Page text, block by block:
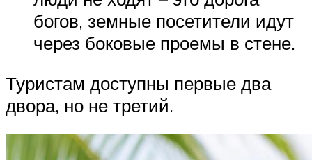
богов, земные посетители идут
через боковые проемы в стене.
Туристам доступны первые два
двора, но не третий.